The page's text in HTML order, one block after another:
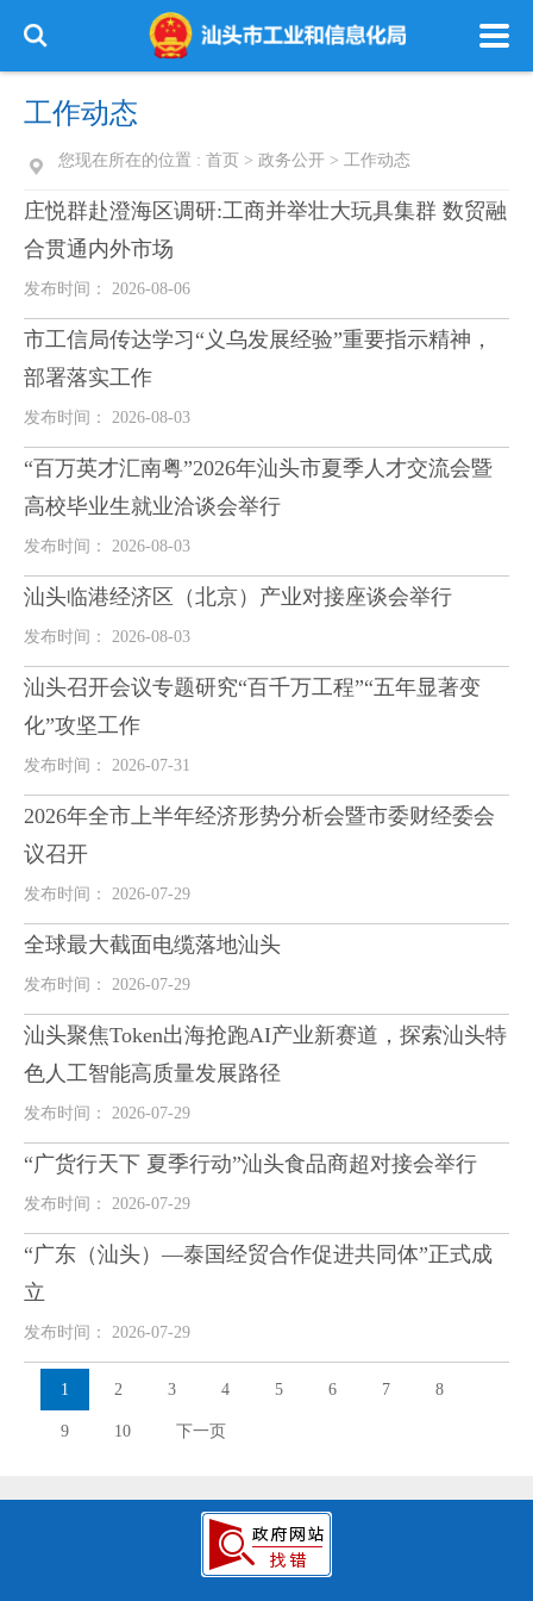
工作动态
您现在所在的位置 : 首页 > 政务公开 > 工作动态
庄悦群赴澄海区调研:工商并举壮大玩具集群 数贸融
合贯通内外市场
发布时间： 2026-08-06
市工信局传达学习“义乌发展经验”重要指示精神，
部署落实工作
发布时间： 2026-08-03
“百万英才汇南粤”2026年汕头市夏季人才交流会暨
高校毕业生就业洽谈会举行
发布时间： 2026-08-03
汕头临港经济区（北京）产业对接座谈会举行
发布时间： 2026-08-03
汕头召开会议专题研究“百千万工程”“五年显著变
化”攻坚工作
发布时间： 2026-07-31
2026年全市上半年经济形势分析会暨市委财经委会
议召开
发布时间： 2026-07-29
全球最大截面电缆落地汕头
发布时间： 2026-07-29
汕头聚焦Token出海抢跑AI产业新赛道，探索汕头特
色人工智能高质量发展路径
发布时间： 2026-07-29
“广货行天下 夏季行动”汕头食品商超对接会举行
发布时间： 2026-07-29
“广东（汕头）—泰国经贸合作促进共同体”正式成
立
发布时间： 2026-07-29
1 2 3 4 5 6 7 8
9 10 下一页